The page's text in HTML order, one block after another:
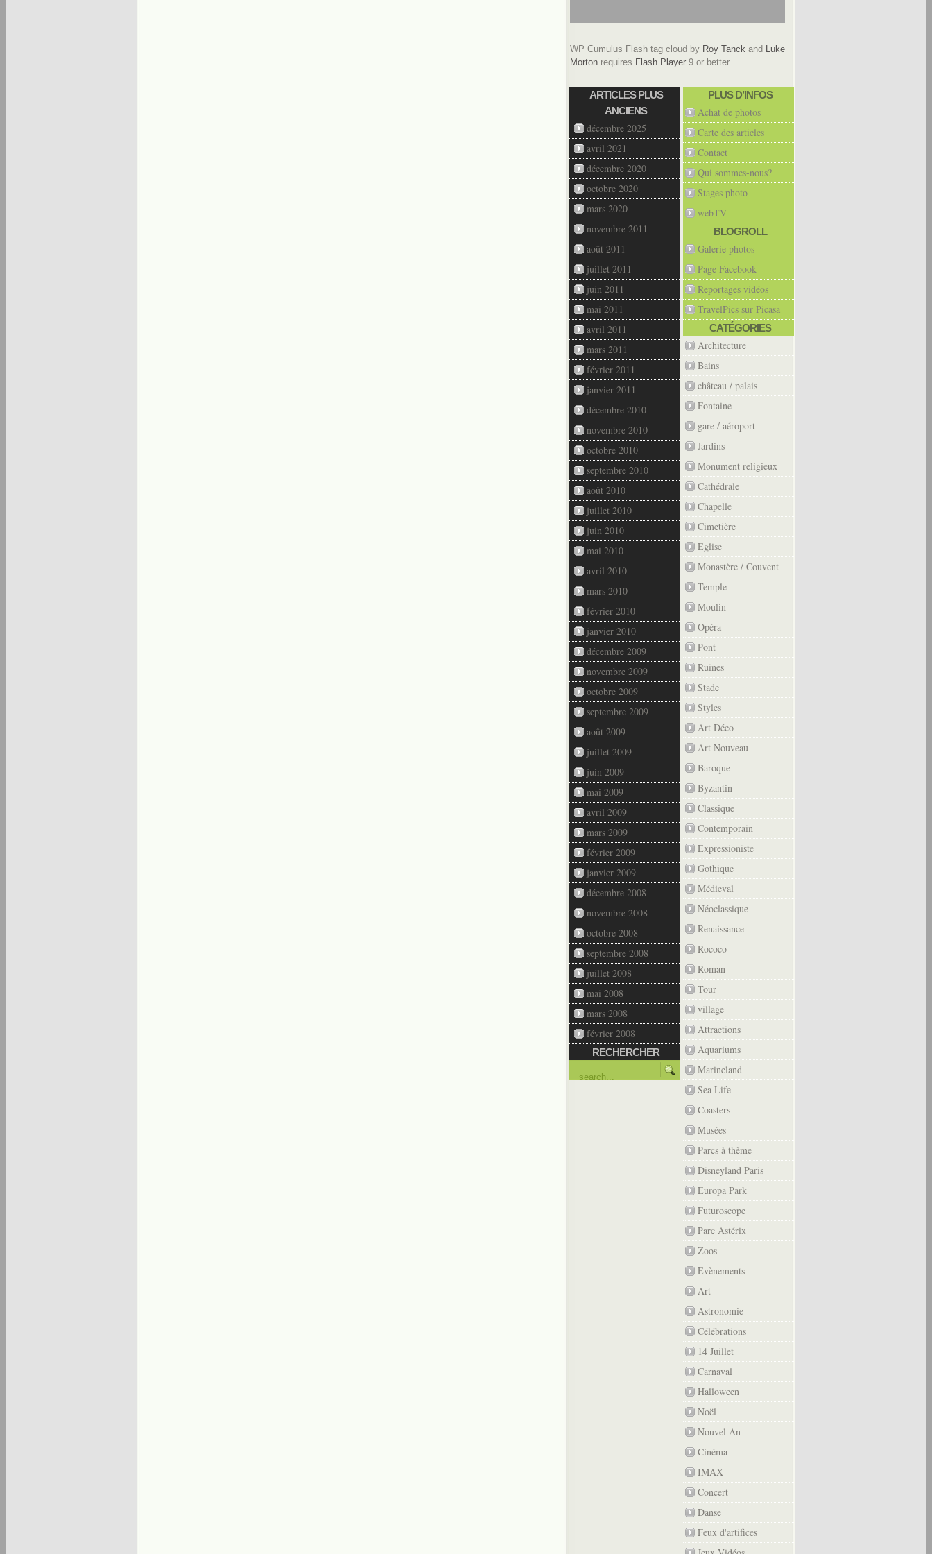
WP Cumulus Flash tag cloud by Roy Tanck and Luke
Morton requires Flash Player 9 or better.
ARTICLES PLUS
ANCIENS
décembre 2025
avril 2021
décembre 2020
octobre 2020
mars 2020
novembre 2011
août 2011
juillet 2011
juin 2011
mai 2011
avril 2011
mars 2011
février 2011
janvier 2011
décembre 2010
novembre 2010
octobre 2010
septembre 2010
août 2010
juillet 2010
juin 2010
mai 2010
avril 2010
mars 2010
février 2010
janvier 2010
décembre 2009
novembre 2009
octobre 2009
septembre 2009
août 2009
juillet 2009
juin 2009
mai 2009
avril 2009
mars 2009
février 2009
janvier 2009
décembre 2008
novembre 2008
octobre 2008
septembre 2008
juillet 2008
mai 2008
mars 2008
février 2008
RECHERCHER
PLUS D’INFOS
Achat de photos
Carte des articles
Contact
Qui sommes-nous?
Stages photo
webTV
BLOGROLL
Galerie photos
Page Facebook
Reportages vidéos
TravelPics sur Picasa
CATÉGORIES
Architecture
Bains
château / palais
Fontaine
gare / aéroport
Jardins
Monument religieux
Cathédrale
Chapelle
Cimetière
Eglise
Monastère / Couvent
Temple
Moulin
Opéra
Pont
Ruines
Stade
Styles
Art Déco
Art Nouveau
Baroque
Byzantin
Classique
Contemporain
Expressioniste
Gothique
Médieval
Néoclassique
Renaissance
Rococo
Roman
Tour
village
Attractions
Aquariums
Marineland
Sea Life
Coasters
Musées
Parcs à thème
Disneyland Paris
Europa Park
Futuroscope
Parc Astérix
Zoos
Evènements
Art
Astronomie
Célébrations
14 Juillet
Carnaval
Halloween
Noël
Nouvel An
Cinéma
IMAX
Concert
Danse
Feux d'artifices